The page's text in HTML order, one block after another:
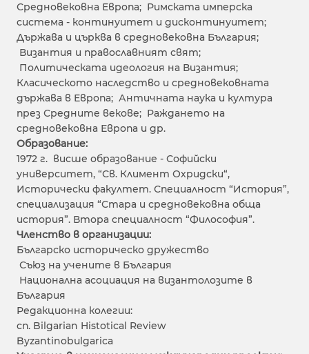
Средновековна Европа; Римската имперска
система - континуитет и дисконтинуитет;
Държава и църква в средновековна България;
Византия и православният свят;
Политическата идеология на Византия;
Класическото наследство и средновековната
държава в Европа; Античната наука и култура
през Средните векове; Раждането на
средновековна Европа и др.
Образование:
1972 г. висше образование - Софийски
университет, “Св. Климент Охридски“,
Исторически факултет. Специалност “История”,
специализация “Стара и средновековна обща
история”. Втора специалност “Философия”.
Членство в организации:
Българско историческо дружество
Съюз на учените в България
Национална асоциация на византолозите в
България
Редакционна колегии:
сп. Bilgarian Histotical Review
Byzantinobulgarica